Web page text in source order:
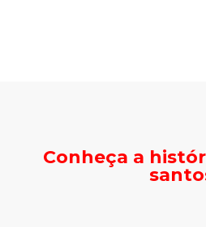
Conheça a